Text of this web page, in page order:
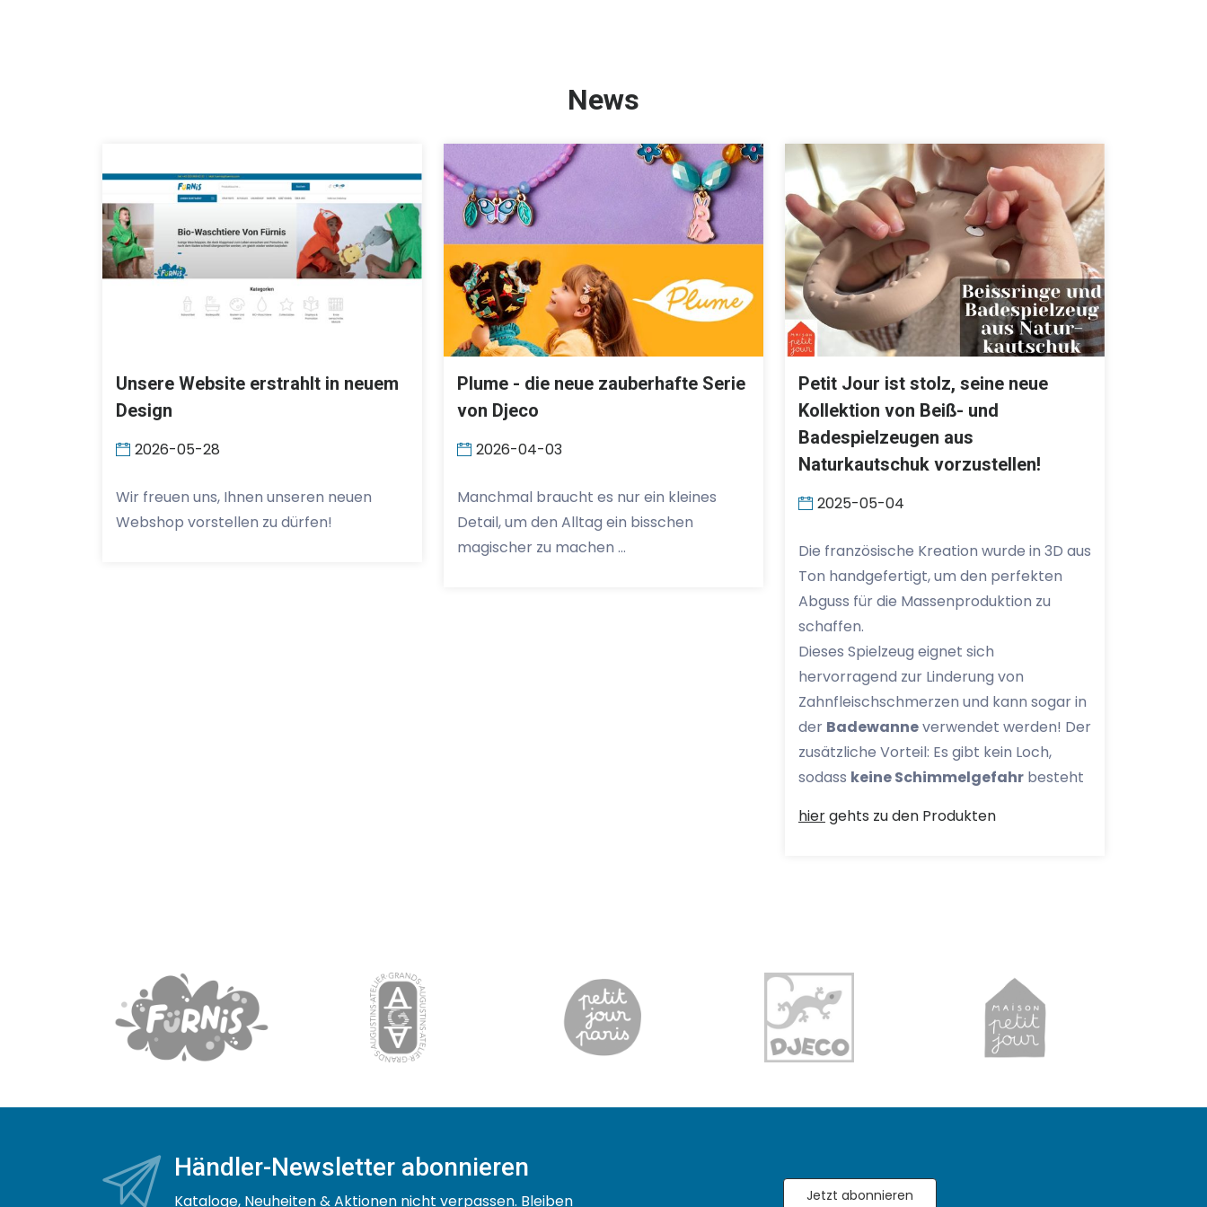
News
Unsere Website erstrahlt in neuem
Design
2026-05-28
Wir freuen uns, Ihnen unseren neuen
Webshop vorstellen zu dürfen!
Plume - die neue zauberhafte Serie
von Djeco
2026-04-03
Manchmal braucht es nur ein kleines
Detail, um den Alltag ein bisschen
magischer zu machen …
Petit Jour ist stolz, seine neue
Kollektion von Beiß- und
Badespielzeugen aus
Naturkautschuk vorzustellen!
2025-05-04
Die französische Kreation wurde in 3D aus
Ton handgefertigt, um den perfekten
Abguss für die Massenproduktion zu
schaffen.
Dieses Spielzeug eignet sich
hervorragend zur Linderung von
Zahnfleischschmerzen und kann sogar in
der Badewanneverwendet werden! Der
zusätzliche Vorteil: Es gibt kein Loch,
sodass keine Schimmelgefahr besteht
hiergehts zu den Produkten
Händler-Newsletter abonnieren
Kataloge, Neuheiten & Aktionen nicht verpassen. Bleiben Jetzt abonnieren